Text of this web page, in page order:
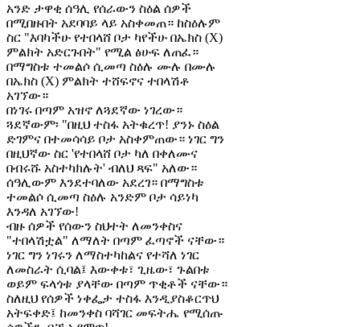
አንድ ታዋቂ ሰዓሊ የሰራውን ስዕል ሰዎች
በሚበዙበት አደባባይ ላይ አስቀመጠ። ከስዕሉም
ስር "እባካችሁ የተበላሸ ቦታ ካየችሁ በኤክስ (X)
ምልክት አድርጉበት" የሚል ፅሁፍ ለጠፈ።
በማግስቱ ተመልሶ ሲመጣ ስዕሉ ሙሉ በሙሉ
በኤክስ (X) ምልክት ተሸፍኖና ተበላሽቶ
አገኘው።
በነገሩ በጣም አዝኖ ለጓደኛው ነገረው።
ጓደኛውም፡ "በዚህ ተስፋ አትቁረጥ! ያንኑ ስዕል
ድገምና በተመሳሳይ ቦታ አስቀምጠው። ነገር ግን
በዚህኛው ስር 'የተበላሸ ቦታ ካለ በቀለሙና
በብሩሹ አስተካክሉት' ብለህ ጻፍ" አለው።
ሰዓሊውም እንደተባለው አደረገ። በማግስቱ
ተመልሶ ሲመጣ ስዕሉ አንድም ቦታ ሳይነካ
እንዳለ አገኘው!
ብዙ ሰዎች የሰውን ስህተት ለመንቀስና
"ተበላሽቷል" ለማለት በጣም ፈጣኖች ናቸው።
ነገር ግን ነገሩን ለማስተካከልና የተሻለ ነገር
ለመስራት ሲባል፤ እውቀቱ፣ ጊዜው፣ ጉልበቱ
ወይም ፍላጎቱ ያላቸው በጣም ጥቂቶች ናቸው።
ስለዚህ የሰዎች ነቀፌታ ተስፋ እንዲያስቆርጥህ
አትፍቀድ፤ ከመንቀስ ባሻገር መፍትሔ የሚሰጡ